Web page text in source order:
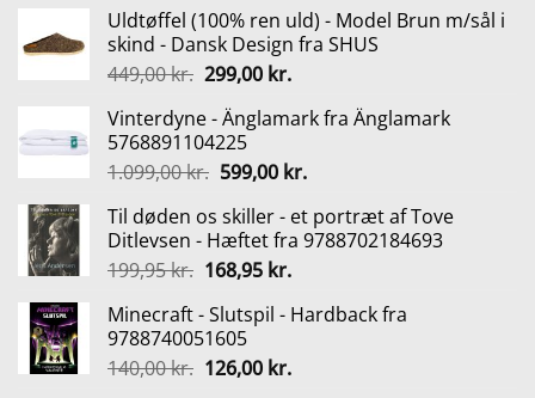
Uldtøffel (100% ren uld) - Model Brun m/sål i
skind - Dansk Design fra SHUS
449,00kr. Den
pris
var:
449,00 kr..
299,00 kr.Den
pris
299,00 kr..
Vinterdyne - Änglamark fra Änglamark
5768891104225
1.099,00kr. Den
pris
var:
1.099,00 kr..
599,00 kr.Den
pris
er:
Til døden os skiller - et portræt af Tove
Ditlevsen - Hæftet fra 9788702184693
199,95kr. Den
pris
var:
199,95 kr..
168,95 kr.Den
pris
168,95 kr..
Minecraft - Slutspil - Hardback fra
9788740051605
140,00kr. Den
126,00 kr.Den